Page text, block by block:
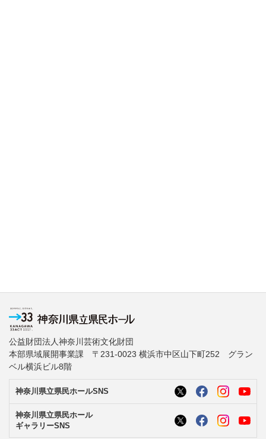
公益財団法人神奈川芸術文化財団
本部県域展開事業課 〒231-0023 横浜市中区山下町252 グラン
ベル横浜ビル8階
神奈川県立県民ホールSNS
神奈川県立県民ホール
ギャラリーSNS